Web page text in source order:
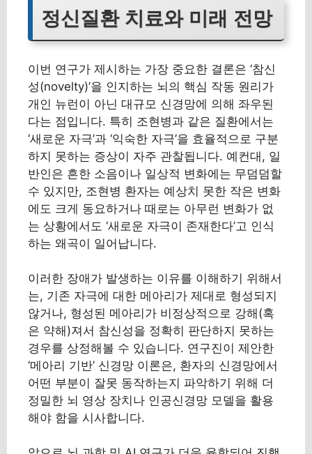
정신질환 치료와 미래 전망
이번 연구가 제시하는 가장 중요한 결론은 ‘참신
성(novelty)’을 인지하는 뇌의 핵심 작동 원리가
개인 뉴런이 아닌 대규모 신경망에 의해 좌우된
다는 점입니다. 특히 조현병과 같은 질환에서는
‘새로운 자극’과 ‘익숙한 자극’을 효율적으로 구분
하지 못하는 증상이 자주 관찰됩니다. 예컨대, 일
반인은 흔한 소음이나 일상적 변화에는 무덤덤할
수 있지만, 조현병 환자는 예상치 못한 작은 변화
에도 크게 동요하거나 때로는 아무런 변화가 없
는 상황에서도 ‘새로운 자극이 존재한다’고 인식
하는 왜곡이 일어납니다.
이러한 장애가 발생하는 이유를 이해하기 위해서
는, 기존 자극에 대한 메아리가 제대로 형성되지
않거나, 형성된 메아리가 비정상적으로 강해(혹
은 약해)져서 참신성을 정확히 판단하지 못하는
경우를 상정해볼 수 있습니다. 연구진이 제안한
‘메아리 기반’ 신경망 이론은, 환자의 신경망에서
어떤 부분이 잘못 동작하는지 파악하기 위해 더
정밀한 뇌 영상 장치나 인공신경망 모델을 활용
해야 함을 시사합니다.